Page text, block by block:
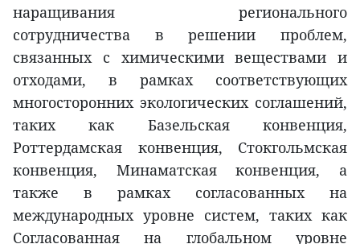
наращивания регионального
сотрудничества в решении проблем,
связанных с химическими веществами и
отходами, в рамках соответствующих
многосторонних экологических соглашений,
таких как Базельская конвенция,
Роттердамская конвенция, Стокгольмская
конвенция, Минаматская конвенция, а
также в рамках согласованных на
международных уровне систем, таких как
Согласованная на глобальном уровне